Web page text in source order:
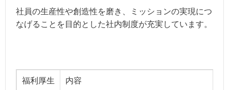
社員の生産性や創造性を磨き、ミッションの実現につ
なげることを目的とした社内制度が充実しています。
福利厚生 内容